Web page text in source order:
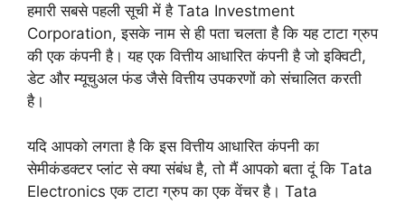
हमारी सबसे पहली सूची में है Tata Investment
Corporation, इसके नाम से ही पता चलता है कि यह टाटा ग्रुप
की एक कंपनी है। यह एक वित्तीय आधारित कंपनी है जो इक्विटी,
डेट और म्यूचुअल फंड जैसे वित्तीय उपकरणों को संचालित करती
है।
यदि आपको लगता है कि इस वित्तीय आधारित कंपनी का
सेमीकंडक्टर प्लांट से क्या संबंध है, तो मैं आपको बता दूं कि Tata
Electronics एक टाटा ग्रुप का एक वेंचर है। Tata